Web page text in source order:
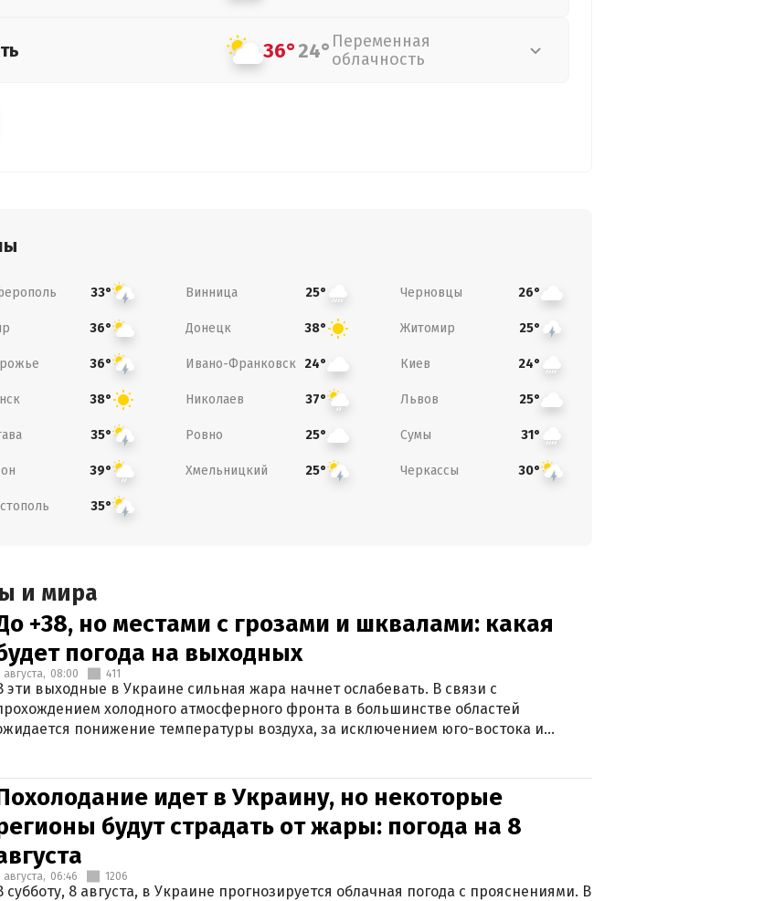
36°24° Переменная
облачность
33° Винница 25° Черновцы 26°
36° Донецк 38° Житомир 25°
36° Ивано-Франковск 24° Киев 24°
38° Николаев 37° Львов 25°
35° Ровно 25° Сумы 31°
39° Хмельницкий 25° Черкассы 30°
35°
и мира
+38, но местами с грозами и шквалами: какая
погода на выходных
августа, 08:00 411
эти выходные в Украине сильная жара начнет ослабевать. В связи с
холодного атмосферного фронта в большинстве областей
понижение температуры воздуха, за исключением юго-востока и
идет в Украину, но некоторые
будут страдать от жары: погода на 8
августа, 06:46 1206
субботу, 8 августа, в Украине прогнозируется облачная погода с прояснениями. В